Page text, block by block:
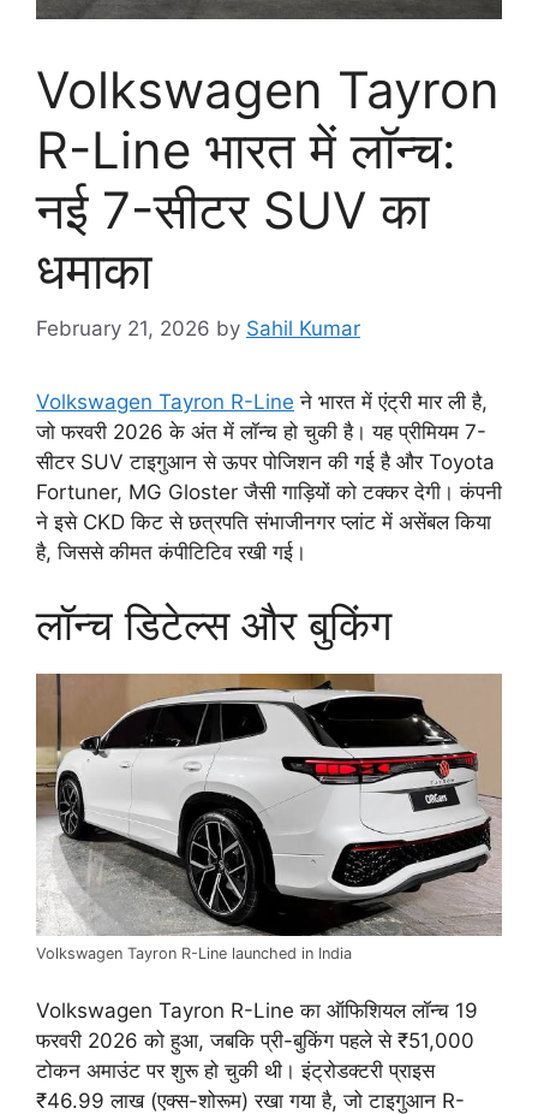
Volkswagen Tayron
R-Line भारत में लॉन्च:
नई 7-सीटर SUV का
धमाका
February 21, 2026 by Sahil Kumar
Volkswagen Tayron R-Line ने भारत में एंट्री मार ली है,
जो फरवरी 2026 के अंत में लॉन्च हो चुकी है। यह प्रीमियम 7-
सीटर SUV टाइगुआन से ऊपर पोजिशन की गई है और Toyota
Fortuner, MG Gloster जैसी गाड़ियों को टक्कर देगी। कंपनी
ने इसे CKD किट से छत्रपति संभाजीनगर प्लांट में असेंबल किया
है, जिससे कीमत कंपीटिटिव रखी गई।
लॉन्च डिटेल्स और बुकिंग
Volkswagen Tayron R-Line launched in India
Volkswagen Tayron R-Line का ऑफिशियल लॉन्च 19
फरवरी 2026 को हुआ, जबकि प्री-बुकिंग पहले से ₹51,000
टोकन अमाउंट पर शुरू हो चुकी थी। इंट्रोडक्टरी प्राइस
₹46.99 लाख (एक्स-शोरूम) रखा गया है, जो टाइगुआन R-